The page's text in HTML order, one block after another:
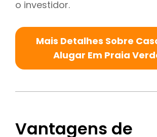
o investidor.
Mais Detalhes Sobre
Alugar Em Praia
Vantagens de